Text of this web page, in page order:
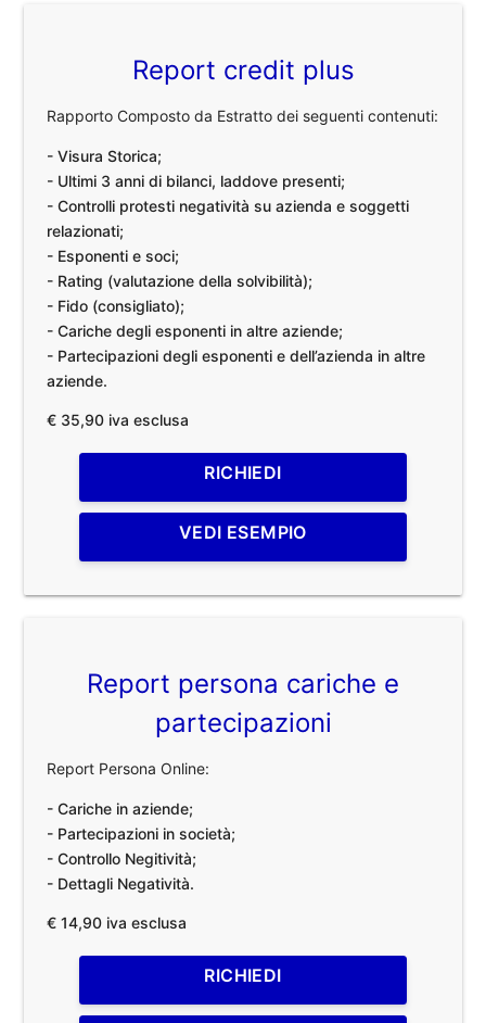
Report credit plus
Rapporto Composto da Estratto dei seguenti contenuti:
- Visura Storica;
- Ultimi 3 anni di bilanci, laddove presenti;
- Controlli protesti negatività su azienda e soggetti
relazionati;
- Esponenti e soci;
- Rating (valutazione della solvibilità);
- Fido (consigliato);
- Cariche degli esponenti in altre aziende;
- Partecipazioni degli esponenti e dell’azienda in altre
aziende.
€ 35,90 iva esclusa
RICHIEDI
VEDI ESEMPIO
Report persona cariche e
partecipazioni
Report Persona Online:
- Cariche in aziende;
- Partecipazioni in società;
- Controllo Negitività;
- Dettagli Negatività.
€ 14,90 iva esclusa
RICHIEDI